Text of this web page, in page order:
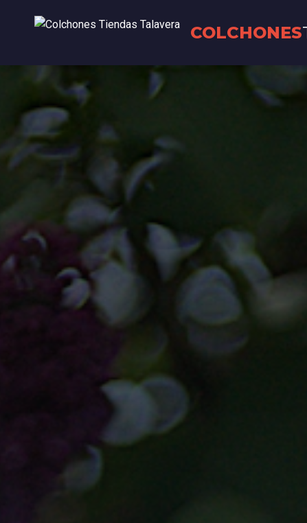
COLCHONES